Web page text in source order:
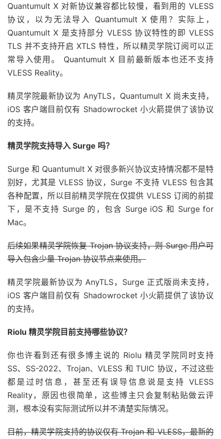
Quantumult X 对新协议兼容都比较慢，看到用的 VLESS
协议，以为无法导入 Quantumult X 使用？实际上，
Quantumult X 是支持部分 VLESS 协议特性的即 VLESS
TLS 并不支持开启 XTLS 特性，所以精灵学院订阅可以正
常导入使用。 Quantumult X 目前最新版本也还不支持
VLESS Reality。
精灵学院最新协议为 AnyTLS，Quantumult X 尚未支持，
iOS 客户端目前仅有 Shadowrocket 小火箭提供了该协议
的支持。
精灵学院支持导入 Surge 吗？
Surge 和 Quantumult X 对很多新兴协议支持情况都不是特
别好，尤其是 VLESS 协议，Surge 不支持 VLESS 包含其
各种配置，所以目前精灵学院在仅提供 VLESS 订阅的前提
下，是不支持 Surge 的，包含 Surge iOS 和 Surge for
Mac。
后续如果精灵学院恢复 Trojan 协议支持，则 Surge 用户可
导入包含少量 Trojan 协议节点来使用。
精灵学院最新协议为 AnyTLS，Surge 正式版尚未支持，
iOS 客户端目前仅有 Shadowrocket 小火箭提供了该协议
的支持。
Riolu 精灵学院目前支持哪些协议？
你也许看到还有很多博主说的 Riolu 精灵学院同时支持
SS、SS-2022、Trojan、VLESS 和 TUIC 协议，不过这些
都是过时信息，甚至还有误导信息说是支持 VLESS
Reality，原因也很简单，这些博主只会复制粘贴做云评
测，根本没有实际测试所以并不清楚实际情况。
目前，精灵学院支持的协议仅有 Trojan 和 VLESS，最新的